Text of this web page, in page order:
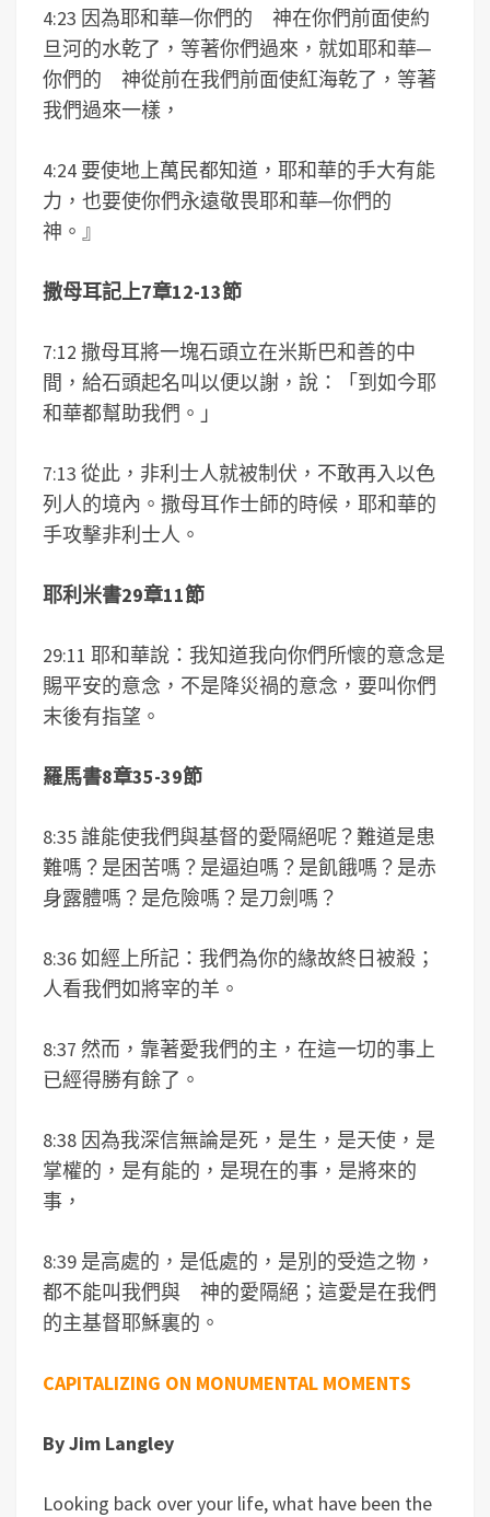
4:23 因為耶和華─你們的 神在你們前面使約
旦河的水乾了，等著你們過來，就如耶和華─
你們的 神從前在我們前面使紅海乾了，等著
我們過來一樣，
4:24 要使地上萬民都知道，耶和華的手大有能
力，也要使你們永遠敬畏耶和華─你們的
神。』
撒母耳記上7章12-13節
7:12 撒母耳將一塊石頭立在米斯巴和善的中
間，給石頭起名叫以便以謝，說：「到如今耶
和華都幫助我們。」
7:13 從此，非利士人就被制伏，不敢再入以色
列人的境內。撒母耳作士師的時候，耶和華的
手攻擊非利士人。
耶利米書29章11節
29:11 耶和華說：我知道我向你們所懷的意念是
賜平安的意念，不是降災禍的意念，要叫你們
末後有指望。
羅馬書8章35-39節
8:35 誰能使我們與基督的愛隔絕呢？難道是患
難嗎？是困苦嗎？是逼迫嗎？是飢餓嗎？是赤
身露體嗎？是危險嗎？是刀劍嗎？
8:36 如經上所記：我們為你的緣故終日被殺；
人看我們如將宰的羊。
8:37 然而，靠著愛我們的主，在這一切的事上
已經得勝有餘了。
8:38 因為我深信無論是死，是生，是天使，是
掌權的，是有能的，是現在的事，是將來的
事，
8:39 是高處的，是低處的，是別的受造之物，
都不能叫我們與 神的愛隔絕；這愛是在我們
的主基督耶穌裏的。
CAPITALIZING ON MONUMENTAL MOMENTS
By Jim Langley
Looking back over your life, what have been the